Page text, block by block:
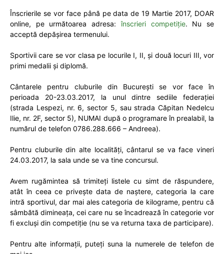
Înscrierile se vor face până pe data de 19 Martie 2017, DOAR
online, pe următoarea adresa:înscrieri competiție. Nu se
acceptă depășirea termenului.
Sportivii care se vor clasa pe locurile I, II, și două locuri III, vor
primi medalii și diplomă.
Cântarele pentru cluburile din București se vor face în
perioada 20-23.03.2017, la unul dintre sediile federației
(strada Lespezi, nr. 6, sector 5, sau strada Căpitan Nedelcu
Ilie, nr. 2F, sector 5), NUMAI după o programare în prealabil, la
numărul de telefon 0786.288.666 – Andreea).
Pentru cluburile din alte localități, cântarul se va face vineri
24.03.2017, la sala unde se va tine concursul.
Avem rugămintea să trimiteți listele cu simt de răspundere,
atât în ceea ce privește data de naștere, categoria la care
intră sportivul, dar mai ales categoria de kilograme, pentru că
sâmbătă dimineața, cei care nu se încadrează în categorie vor
fi excluși din competiție (nu se va returna taxa de participare).
Pentru alte informații, puteți suna la numerele de telefon de